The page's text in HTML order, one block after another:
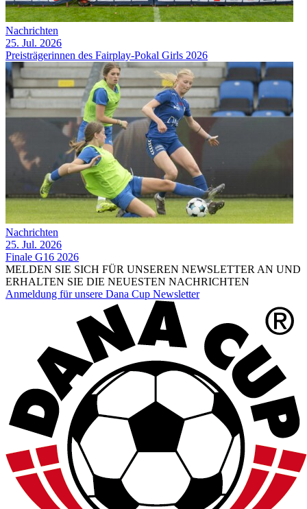
Nachrichten
25. Jul. 2026
Preisträgerinnen des Fairplay-Pokal Girls 2026
Nachrichten
25. Jul. 2026
Finale G16 2026
MELDEN SIE SICH FÜR UNSEREN NEWSLETTER AN UND
ERHALTEN SIE DIE NEUESTEN NACHRICHTEN
Anmeldung für unsere Dana Cup Newsletter